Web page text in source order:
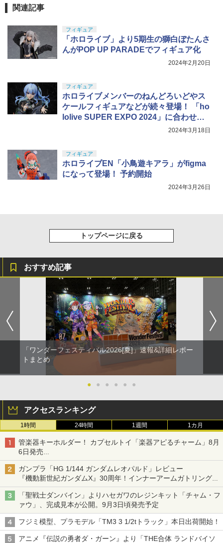
関連記事
フィギュア
「ホロライブ」より5期生の獅白ぼたんさ
んがPOP UP PARADEでフィギュア化
2024年2月20日
フィギュア
ホロライブメンバーのねんどろいどやス
ケールフィギュアなどが続々登場！ 「ho
lolive SUPER EXPO 2024」に合わせ発
2024年3月18日
フィギュア
ホロライブEN「小鳥遊キアラ」がfigma
になって登場！ 予約開始
2024年3月26日
トップページに戻る
おすすめ記事
「ワンダーフェスティバル2026[夏]」速報&詳細レポー
トまとめ
● ● ● ● ● ●
アクセスランキング
1時間 24時間 1週間 1カ月
管楽器キーホルダー！ カプセルトイ「楽器アピるチャーム」8月
6日発売
チューバ、テナサクなど5種各3色
ガンプラ「HG 1/144 ガンダムレオパルド」レビュー
『機動新世紀ガンダムX』30周年！インナーアームガトリングの
変形機構まで再現し最新フォーマットでキット化！
「聖戦士ダンバイン」よりハセガワのレジンキット「チャム・フ
ァウ」、完成見本が公開。9月3日頃発売予定
フジミ模型、プラモデル「TM3 3 1/2tトラック」本日出荷開始！
アニメ『伝説の勇者ダ・ガーン』より「THE合体 ランドバイソ